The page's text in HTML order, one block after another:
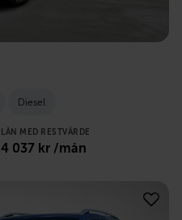
Diesel
LÅN MED RESTVÄRDE
4 037 kr /mån